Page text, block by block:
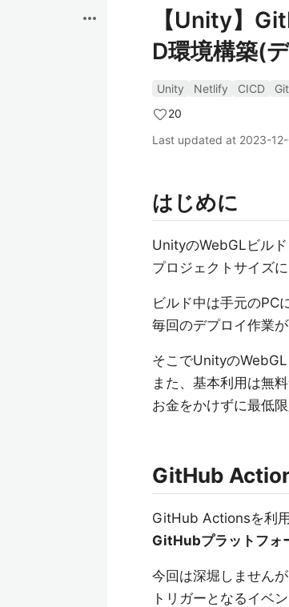
more_horiz
【Unity】
D環境構築(
Unity Netlify CICD
20
Last updated at 2023-
はじめに
UnityのWebGLビルド
プロジェクトサイズ
ビルド中は手元のPC
毎回のデプロイ作業
そこでUnityのWebGL
また、基本利用は無
お金をかけずに最低
GitHub
GitHub Actionsを利
GitHubプラットフォ
今回は深堀しません
トリガーとなるイベ